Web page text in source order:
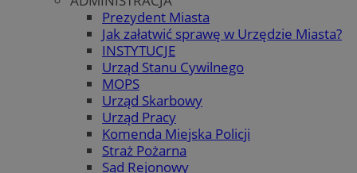
Prezydent Miasta
Jak załatwić sprawę w Urzędzie Miasta?
INSTYTUCJE
Urząd Stanu Cywilnego
MOPS
Urząd Skarbowy
Urząd Pracy
Komenda Miejska Policji
Straż Pożarna
Sąd Rejonowy